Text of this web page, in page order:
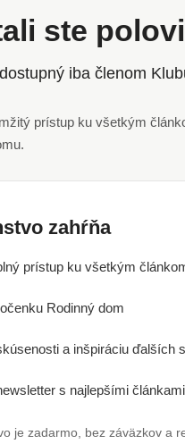
ste
iba členom
prístup ku všetkým
zahŕňa
prístup ku všetkým
Rodinný dom
a inšpiráciu ďalších
s najlepšími článkami
je zadarmo, bez záväzkov a